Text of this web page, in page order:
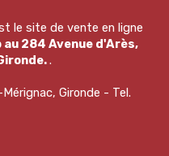
le site de vente en ligne
au 284 Avenue d'Arès,
.
Gironde - Tel.